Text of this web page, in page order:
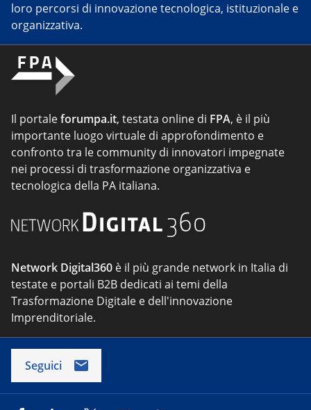
loro percorsi di innovazione tecnologica, istituzionale e
organizzativa.
Il portaleforumpa.it, testata online di FPA, è il più
importante luogo virtuale di approfondimento e
confronto tra le community di innovatori impegnate
nei processi di trasformazione organizzativa e
tecnologica della PA italiana.
Network Digital360 è il più grande network in Italia di
testate e portali B2B dedicati ai temi della
Trasformazione Digitale e dell'innovazione
Imprenditoriale.
Seguici